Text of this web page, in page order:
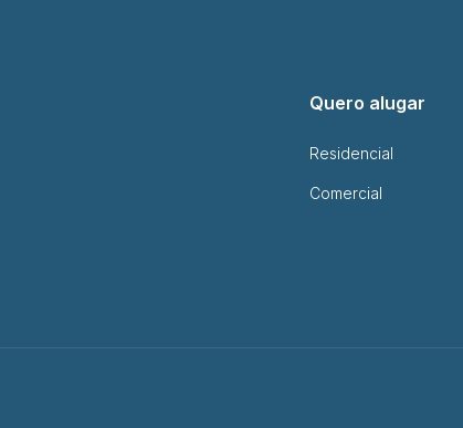
Quero alugar
Residencial
Comercial